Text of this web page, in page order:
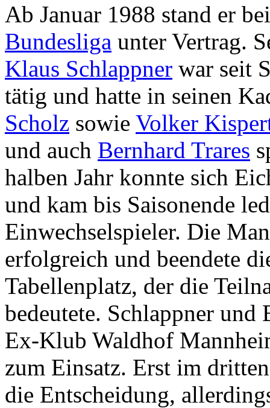
Ab Januar 1988 stand er
Bundesliga unter Vertrag.
Klaus Schlappner war seit
tätig und hatte in seinen
Scholz sowie Volker
und auch Bernhard Trares
halben Jahr konnte sich
und kam bis Saisonende
Einwechselspieler. Die
erfolgreich und beendete
Tabellenplatz, der die
bedeutete. Schlappner
Ex-Klub Waldhof
zum Einsatz. Erst im
die Entscheidung,